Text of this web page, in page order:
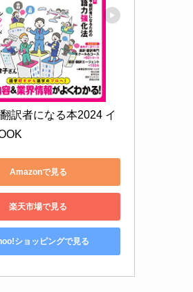
訳者になる本2024 イ
Amazonで見る
楽天市場で見る
ショッピングで見る